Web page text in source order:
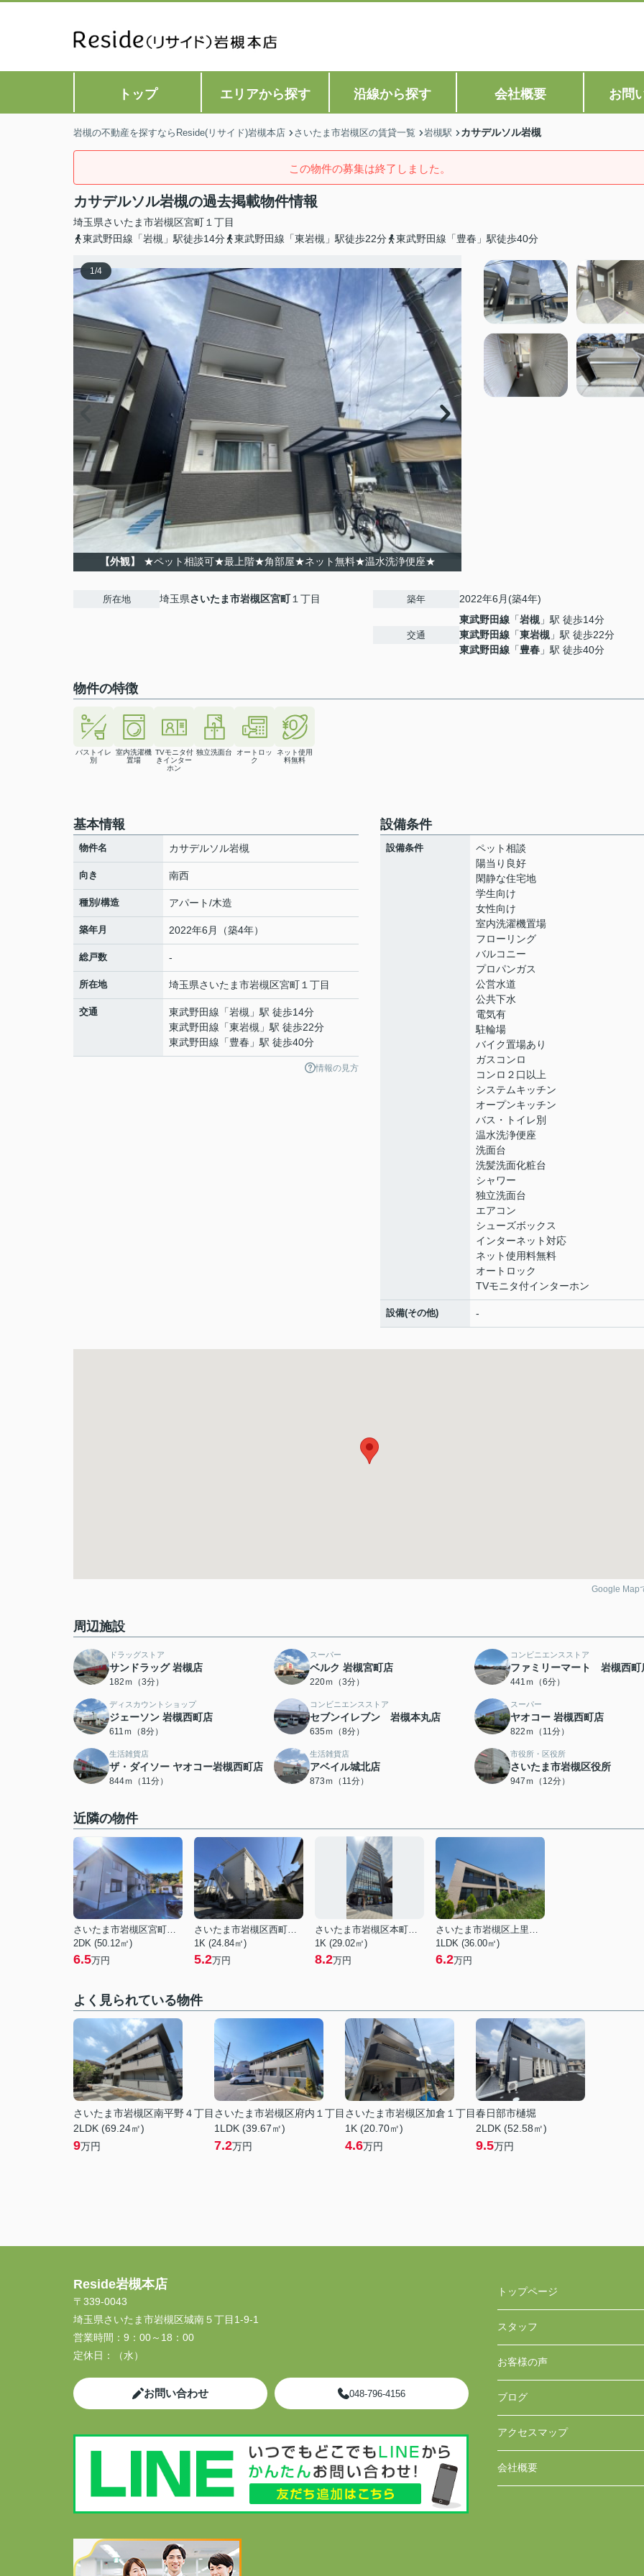
トップ エリアから探す 沿線から探す 会社概要 お問
岩槻の不動産を探すならReside(リサイド)岩槻本店 さいたま市岩槻区の賃貸一覧 岩槻駅 カサデルソル岩槻
この物件の募集は終了しました。
カサデルソル岩槻の過去掲載物件情報
埼玉県さいたま市岩槻区宮町 １丁目
東武野田線「岩槻」駅徒歩14分
東武野田線「東岩槻」駅徒歩22分 東武野田線「豊春」駅徒歩40分
1/4
【外観】 ★ペット相談可★最上階★角部屋★ネット無料★温水洗浄便座★
所在地 埼玉県さいたま市岩槻区宮町１丁目 築年 2022年6月(築4年)
交通
東武野田線 「岩槻 」駅 徒歩14分
東武野田線 「東岩槻 」駅 徒歩22分
東武野田線 「豊春 」駅 徒歩40分
物件の特徴
バストイレ
別
室内洗濯機
置場
TVモニタ付
きインター
ホン
独立洗面台
オートロッ
ク
ネット使用
料無料
基本情報
物件名 カサデルソル岩槻
向き 南西
種別/構造 アパート/木造
築年月 2022年6月（築4年）
総戸数 -
所在地 埼玉県さいたま市岩槻区宮町 １丁目
交通 東武野田線 「岩槻 」駅 徒歩14分
東武野田線 「東岩槻 」駅 徒歩22分
東武野田線 「豊春 」駅 徒歩40分
情報の見方
設備条件
設備条件
ペット相談
陽当り良好
閑静な住宅地
学生向け
女性向け
室内洗濯機置場
フローリング
バルコニー
プロパンガス
公営水道
公共下水
電気有
駐輪場
バイク置場あり
ガスコンロ
コンロ２口以上
システムキッチン
オープンキッチン
バス・トイレ別
温水洗浄便座
洗面台
洗髪洗面化粧台
シャワー
独立洗面台
エアコン
シューズボックス
インターネット対応
ネット使用料無料
オートロック
TVモニタ付インターホン
設備(その他) -
Google Map
周辺施設
ドラッグストア
サンドラッグ 岩槻店
182ｍ（3分）
スーパー
ベルク 岩槻宮町店
220ｍ（3分）
コンビニエンスストア
ファミリーマート 岩槻西町
441ｍ（6分）
ディスカウントショップ
ジェーソン 岩槻西町店
611ｍ（8分）
コンビニエンスストア
セブンイレブン 岩槻本丸店
635ｍ（8分）
スーパー
ヤオコー 岩槻西町店
822ｍ（11分）
生活雑貨店
ザ・ダイソー ヤオコー岩槻西町店
844ｍ（11分）
生活雑貨店
アベイル城北店
873ｍ（11分）
市役所・区役所
さいたま市岩槻区役所
947ｍ（12分）
近隣の物件
さいたま市岩槻区宮町２丁目
2DK (50.12㎡)
6.5万円
さいたま市岩槻区西町５丁目
1K (24.84㎡)
5.2万円
さいたま市岩槻区本町１丁目
1K (29.02㎡)
8.2万円
さいたま市岩槻区上里１丁目
1LDK (36.00㎡)
6.2万円
よく見られている物件
さいたま市岩槻区南平野４丁目
2LDK (69.24㎡)
9万円
さいたま市岩槻区府内１丁目
1LDK (39.67㎡)
7.2万円
さいたま市岩槻区加倉１丁目
1K (20.70㎡)
4.6万円
春日部市樋堀
2LDK (52.58㎡)
9.5万円
Reside岩槻本店
〒339-0043
埼玉県さいたま市岩槻区城南５丁目1-9-1
営業時間： 9：00～18：00
定休日：
（水）
お問い合わせ 048-796-4156
トップページ
スタッフ
お客様の声
ブログ
アクセスマップ
会社概要